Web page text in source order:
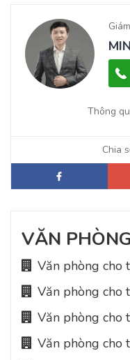
Thông
Chia
VĂN
Văn phòng cho
Văn phòng cho
Văn phòng cho
Văn phòng cho